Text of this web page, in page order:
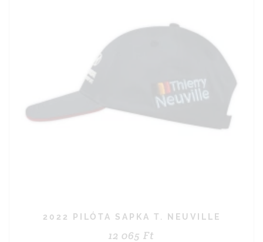
2022 PILÓTA SAPKA T. NEUVILLE
12 065 Ft